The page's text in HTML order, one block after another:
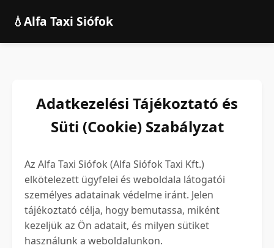
💧Alfa Taxi Siófok
Adatkezelési Tájékoztató és
Süti (Cookie) Szabályzat
Az Alfa Taxi Siófok (Alfa Siófok Taxi Kft.)
elkötelezett ügyfelei és weboldala látogatói
személyes adatainak védelme iránt. Jelen
tájékoztató célja, hogy bemutassa, miként
kezeljük az Ön adatait, és milyen sütiket
használunk a weboldalunkon.